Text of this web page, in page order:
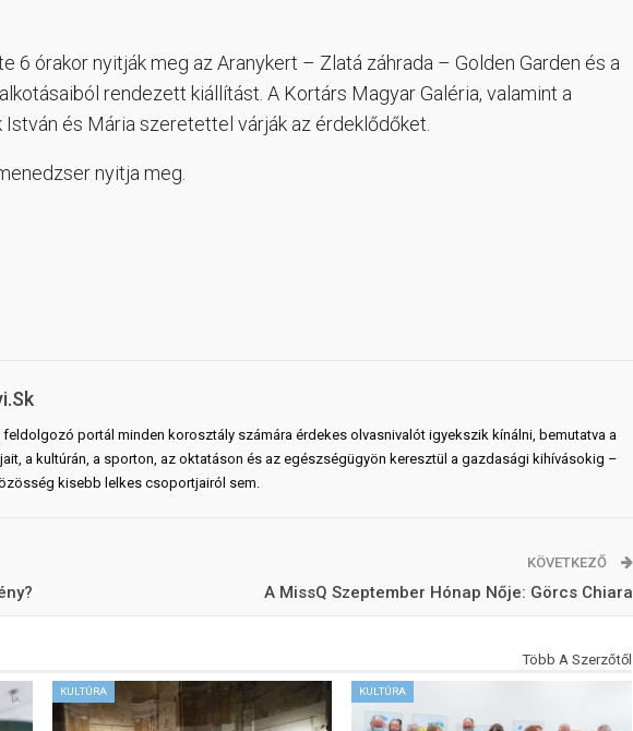
6 órakor nyitják meg az Aranykert – Zlatá záhrada – Golden Garden és a
rendezett kiállítást. A Kortárs Magyar Galéria, valamint a
és Mária szeretettel várják az érdeklődőket.
nyitja meg.
feldolgozó portál minden korosztály számára érdekes olvasnivalót igyekszik kínálni, bemutatva a
a kultúrán, a sporton, az oktatáson és az egészségügyön keresztül a gazdasági kihívásokig –
kisebb lelkes csoportjairól sem.
KÖVETKEZŐ
A MissQ Szeptember Hónap Nője: Görcs Chiara
Több A Szerzőtől
KULTÚRA KULTÚRA